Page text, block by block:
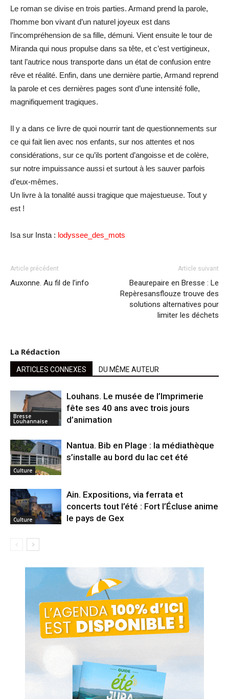
Le roman se divise en trois parties. Armand prend la parole,
l’homme bon vivant d’un naturel joyeux est dans
l’incompréhension de sa fille, démuni. Vient ensuite le tour de
Miranda qui nous propulse dans sa tête, et c’est vertigineux,
tant l’autrice nous transporte dans un état de confusion entre
rêve et réalité. Enfin, dans une dernière partie, Armand reprend
la parole et ces dernières pages sont d’une intensité folle,
magnifiquement tragiques.
Il y a dans ce livre de quoi nourrir tant de questionnements sur
ce qui fait lien avec nos enfants, sur nos attentes et nos
considérations, sur ce qu’ils portent d’angoisse et de colère,
sur notre impuissance aussi et surtout à les sauver parfois
d’eux-mêmes.
Un livre à la tonalité aussi tragique que majestueuse. Tout y
est !
Isa sur Insta : lodyssee_des_mots
Article précédent
Auxonne. Au fil de l’info
Article suivant
Beaurepaire en Bresse : Le
Repèresansflouze trouve des
solutions alternatives pour
limiter les déchets
La Rédaction
ARTICLES CONNEXES DU MÊME AUTEUR
Bresse
Louhannaise
Louhans. Le musée de l’Imprimerie
fête ses 40 ans avec trois jours
d’animation
Culture
Nantua. Bib en Plage : la médiathèque
s’installe au bord du lac cet été
Culture
Ain. Expositions, via ferrata et
concerts tout l’été : Fort l’Écluse anime
le pays de Gex